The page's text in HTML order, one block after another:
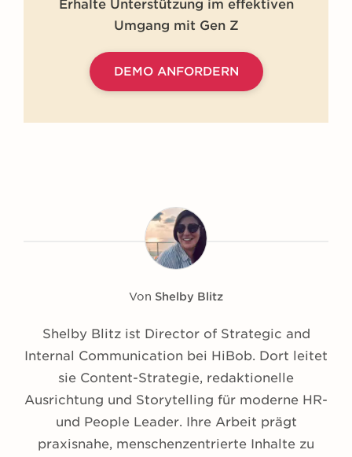
Erhalte Unterstützung im effektiven
Umgang mit Gen Z
DEMO ANFORDERN
Von Shelby Blitz
Shelby Blitz ist Director of Strategic and
Internal Communication bei HiBob. Dort leitet
sie Content-Strategie, redaktionelle
Ausrichtung und Storytelling für moderne HR-
und People Leader. Ihre Arbeit prägt
praxisnahe, menschenzentrierte Inhalte zu